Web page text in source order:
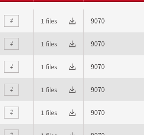
⇄ 1 files 9070
⇄ 1 files 9070
⇄ 1 files 9070
⇄ 1 files 9070
⇄ 1 files 9070